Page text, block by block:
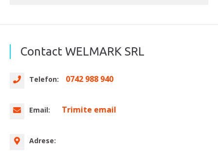
Contact WELMARK SRL
Telefon: 0742 988 940
Email: Trimite email
Adrese: